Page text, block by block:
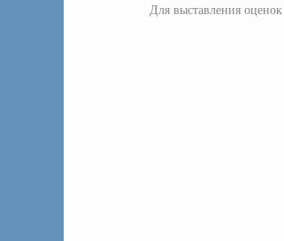
Для выставления оценок